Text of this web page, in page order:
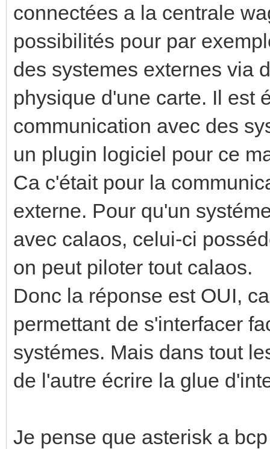
connectées a la centrale
possibilités pour par
des systemes externes via
physique d'une carte. Il est
communication avec des
un plugin logiciel pour ce
Ca c'était pour la
externe. Pour qu'un
avec calaos, celui-ci
on peut piloter tout calaos.
Donc la réponse est OUI,
permettant de s'interfacer
systémes. Mais dans tout
de l'autre écrire la glue
Je pense que asterisk a